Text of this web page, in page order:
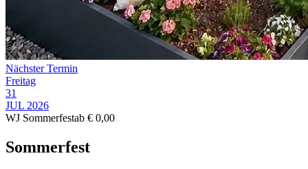
Nächster Termin
Freitag
31
JUL 2026
WJ Sommerfestab € 0,00
Sommerfest